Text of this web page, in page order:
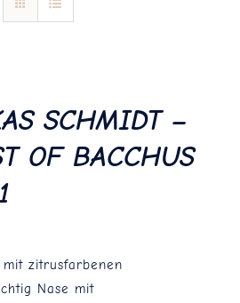
SCHMIDT –
OF BACCHUS
zitrusfarbenen
Nase mit